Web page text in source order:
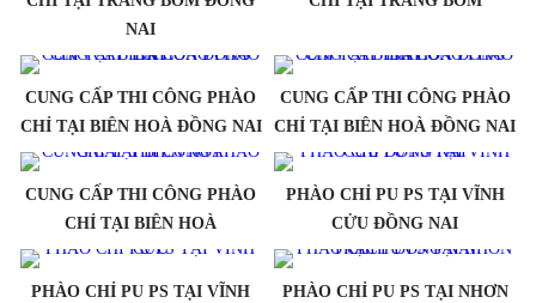
NAI
CUNG CẤP THI CÔNG PHÀO
CHỈ TẠI BIÊN HOÀ ĐỒNG NAI
CUNG CẤP THI CÔNG PHÀO
CHỈ TẠI BIÊN HOÀ ĐỒNG NAI
CUNG CẤP THI CÔNG PHÀO
CHỈ TẠI BIÊN HOÀ
PHÀO CHỈ PU PS TẠI VĨNH
CỬU ĐỒNG NAI
PHÀO CHỈ PU PS TẠI VĨNH
PHÀO CHỈ PU PS TẠI NHƠN